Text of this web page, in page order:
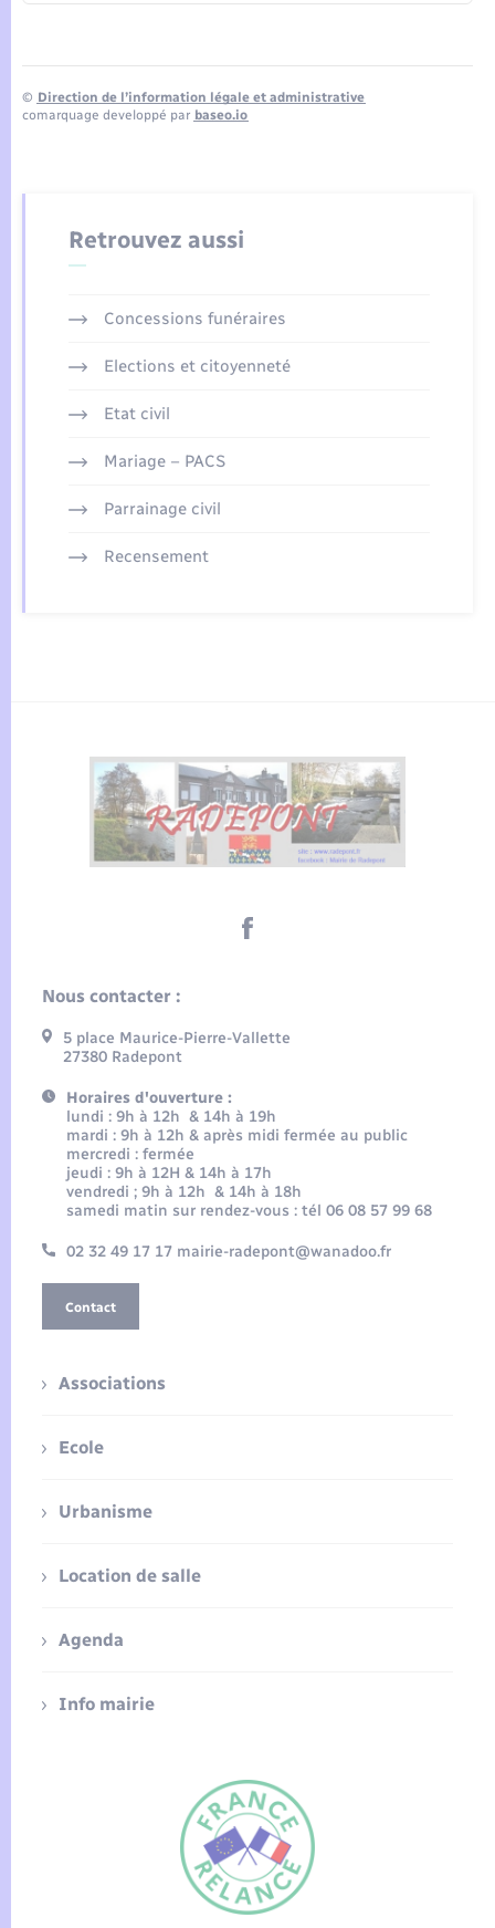
FR
© Direction de l’information légale et administrative
comarquage developpé par baseo.io
Retrouvez aussi
Concessions funéraires
Elections et citoyenneté
Etat civil
Mariage – PACS
Parrainage civil
Recensement
Nous contacter :
5 place Maurice-Pierre-Vallette
27380 Radepont
Horaires d'ouverture :
lundi : 9h à 12h & 14h à 19h
mardi : 9h à 12h & après midi fermée au public
mercredi : fermée
jeudi : 9h à 12H & 14h à 17h
vendredi ; 9h à 12h & 14h à 18h
samedi matin sur rendez-vous : tél 06 08 57 99 68
02 32 49 17 17 mairie-radepont@wanadoo.fr
Contact
Associations
Ecole
Urbanisme
Location de salle
Agenda
Info mairie